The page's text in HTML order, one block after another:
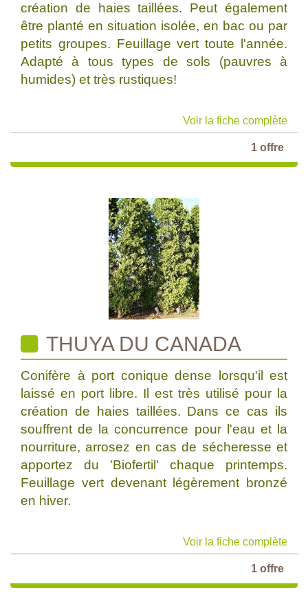
création de haies taillées. Peut également
être planté en situation isolée, en bac ou par
petits groupes. Feuillage vert toute l'année.
Adapté à tous types de sols (pauvres à
humides) et très rustiques!
Voir la fiche complète
1 offre
THUYA DU CANADA
Conifère à port conique dense lorsqu'il est
laissé en port libre. Il est très utilisé pour la
création de haies taillées. Dans ce cas ils
souffrent de la concurrence pour l'eau et la
nourriture, arrosez en cas de sécheresse et
apportez du 'Biofertil' chaque printemps.
Feuillage vert devenant légèrement bronzé
en hiver.
Voir la fiche complète
1 offre